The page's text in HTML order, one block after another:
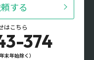
する
はこちら
374
末年始除く）